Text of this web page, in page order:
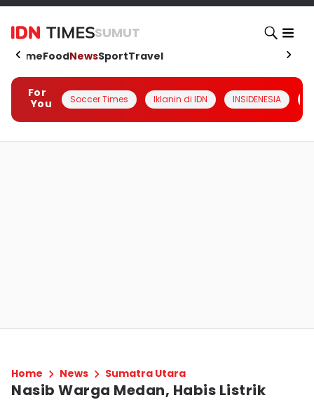
SUMUT
HomeFoodNewsSportTravel
For
You
Soccer Times Iklanin di IDN INSIDENESIA
Home News Sumatra Utara
Nasib Warga Medan, Habis Listrik